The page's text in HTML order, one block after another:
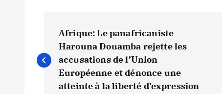
a
Afrique: Le panafricaniste
Harouna Douamba rejette les
accusations de l’Union
Européenne et dénonce une
atteinte à la liberté d’expression